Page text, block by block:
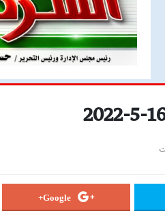
Google+